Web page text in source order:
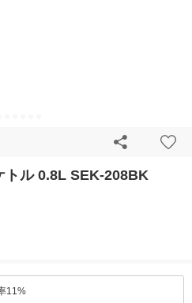
ル 0.8L SEK-208BK
11%